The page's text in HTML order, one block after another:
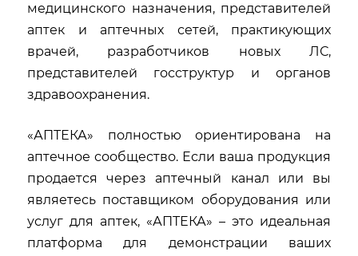
медицинского назначения, представителей
аптек и аптечных сетей, практикующих
врачей, разработчиков новых ЛС,
представителей госструктур и органов
здравоохранения.
«АПТЕКА» полностью ориентирована на
аптечное сообщество. Если ваша продукция
продается через аптечный канал или вы
являетесь поставщиком оборудования или
услуг для аптек, «АПТЕКА» – это идеальная
платформа для демонстрации ваших